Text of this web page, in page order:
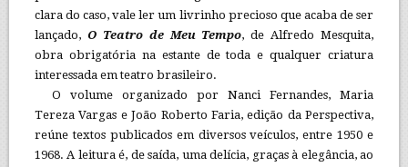
clara do caso, vale ler um livrinho precioso que acaba de ser
lançado, O Teatro de Meu Tempo, de Alfredo Mesquita,
obra obrigatória na estante de toda e qualquer criatura
interessada em teatro brasileiro.
O volume organizado por Nanci Fernandes, Maria
Tereza Vargas e João Roberto Faria, edição da Perspectiva,
reúne textos publicados em diversos veículos, entre 1950 e
1968. A leitura é, de saída, uma delícia, graças à elegância, ao